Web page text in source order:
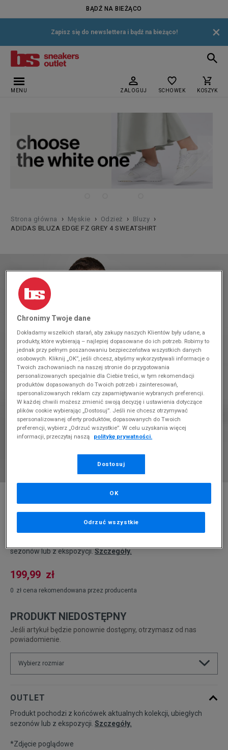
BĄDŹ NA BIEŻĄCO
Zapisz się do newslettera i bądź na bieżąco! ×
MENU ZALOGUJ SCHOWEK KOSZYK
Strona główna › Męskie › Odzież › Bluzy ›
ADIDAS BLUZA EDGE FZ GREY 4 SWEATSHIRT
sezonów lub z ekspozycji.Szczegóły.
0 zł cena rekomendowana przez producenta
199,99 zł
PRODUKT NIEDOSTĘPNY
Jeśli artykuł będzie ponownie dostępny, otrzymasz od nas
powiadomienie.
Wybierz rozmiar
XS
Powiadom o
OUTLET
Produkt pochodzi z końcówek aktualnych kolekcji, ubiegłych
sezonów lub z ekspozycji. Szczegóły.
*Zdjęcie poglądowe
Chronimy Twoje dane
Dokładamy wszelkich starań, aby zakupy naszych Klientów były udane, a
produkty, które wybierają – najlepiej dopasowane do ich potrzeb. Robimy to
jednak przy pełnym poszanowaniu bezpieczeństwa wszystkich danych
osobowych. Kliknij „OK”, jeśli chcesz, abyśmy wykorzystywali informacje o
Twoich zachowaniach na naszej stronie do przygotowania
personalizowanych specjalnie dla Ciebie treści, w tym rekomendacji
produktów dopasowanych do Twoich potrzeb i zainteresowań,
spersonalizowanych reklam czy zapamiętywanie wybranych preferencji.
W każdej chwili możesz zmienić swoją decyzję i ustawienia dotyczące
plików cookie wybierając „Dostosuj”. Jeśli nie chcesz otrzymywać
spersonalizowanej oferty produktów, dopasowanych do Twoich
preferencji, wybierz „Odrzuć wszystkie”. W celu uzyskania więcej
informacji, przeczytaj naszą
politykę prywatności.
Dostosuj
Odrzuć wszystkie
OK